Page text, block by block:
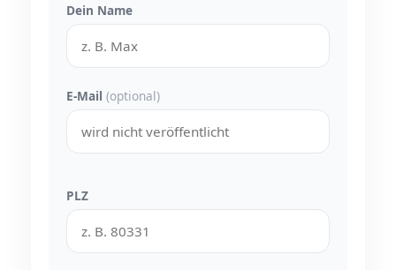
Dein Name
E-Mail (optional)
PLZ